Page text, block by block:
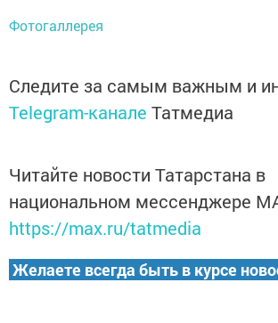
Фотогаллерея
Следите за самым важным и
Telegram-канале Татмедиа
Читайте новости Татарстана в
национальном мессенджере
https://max.ru/tatmedia
Желаете всегда быть в курсе